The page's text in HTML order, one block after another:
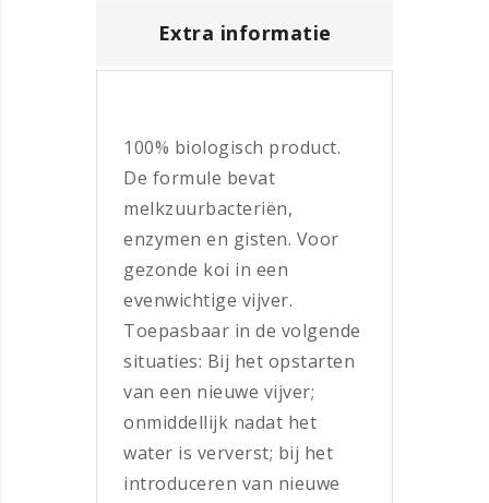
Extra informatie
100% biologisch product.
De formule bevat
melkzuurbacteriën,
enzymen en gisten. Voor
gezonde koi in een
evenwichtige vijver.
Toepasbaar in de volgende
situaties: Bij het opstarten
van een nieuwe vijver;
onmiddellijk nadat het
water is ververst; bij het
introduceren van nieuwe